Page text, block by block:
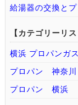
給湯器の交換と
【カテゴリーリス
横浜 プロパンガス
プロパン 神奈川
プロパン 横浜